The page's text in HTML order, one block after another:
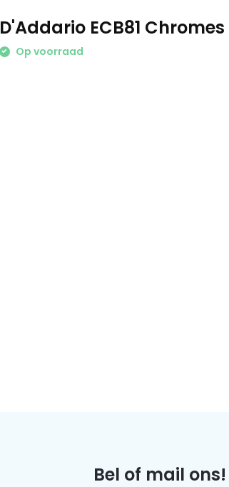
D'Addario ECB81
Op voorraad
Bel of mail ons!